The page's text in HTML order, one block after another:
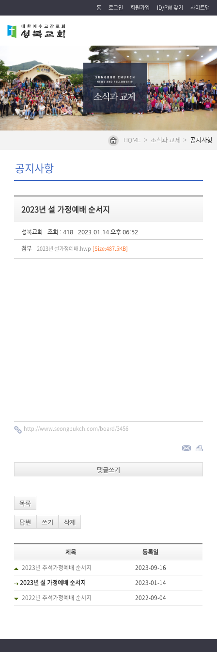
홈 로그인 회원가입 ID/PW 찾기 사이트맵
HOME > 소식과 교제 > 공지사항
공지사항
2023년 설 가정예배 순서지
성북교회 조회 : 418 2023.01.14 오후 06:52
첨부 2023년 설가정예배.hwp [Size:487.5KB]
http://www.seongbukch.com/board/3456
댓글쓰기
목록
답변 쓰기 삭제
제목
등록일
2023년 추석가정예배 순서지
2023-09-16
2023년 설 가정예배 순서지
2023-01-14
2022년 추석가정예배 순서지
2022-09-04